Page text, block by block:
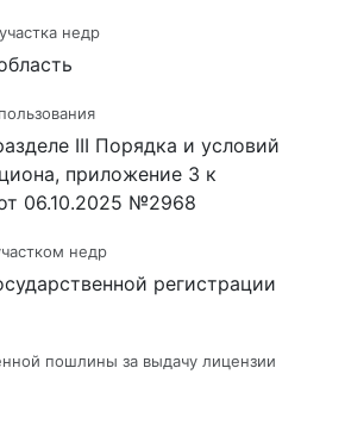
недр
III Порядка и условий
приложение 3 к
06.10.2025 №2968
недр
регистрации
пошлины за выдачу лицензии